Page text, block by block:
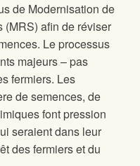
de Modernisation de
(MRS) afin de réviser
Le processus
majeurs – pas
fermiers. Les
de semences, de
font pression
seraient dans leur
des fermiers et du